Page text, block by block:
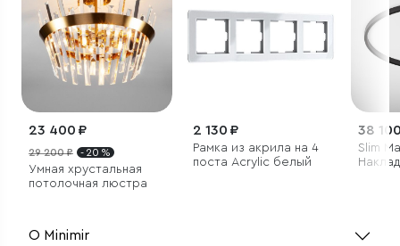
23 400 ₽
29 200 ₽ - 20 %
Умная хрустальная
потолочная люстра
2 130 ₽
Рамка из акрила на 4
поста Acrylic белый
38
Slim
О Minimir